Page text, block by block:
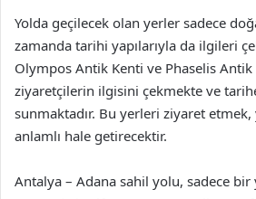
Yolda geçilecek olan yerler sadece
zamanda tarihi yapılarıyla da ilgileri
Olympos Antik Kenti ve Phaselis
ziyaretçilerin ilgisini çekmekte ve tarihe
sunmaktadır. Bu yerleri ziyaret
anlamlı hale getirecektir.
Antalya – Adana sahil yolu, sadece bir